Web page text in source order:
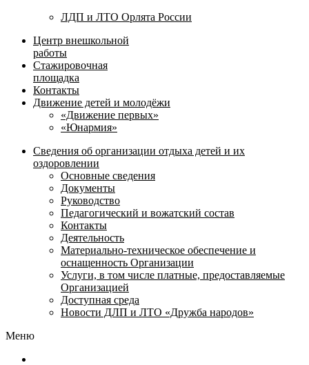
ЛДП и ЛТО Орлята России
Центр внешкольной
работы
Стажировочная
площадка
Контакты
Движение детей и молодёжи
«Движение первых»
«Юнармия»
Сведения об организации отдыха детей и их
оздоровлении
Основные сведения
Документы
Руководство
Педагогический и вожатский состав
Контакты
Деятельность
Материально-техническое обеспечение и
оснащенность Организации
Услуги, в том числе платные, предоставляемые
Организацией
Доступная среда
Новости ДЛП и ЛТО «Дружба народов»
Меню